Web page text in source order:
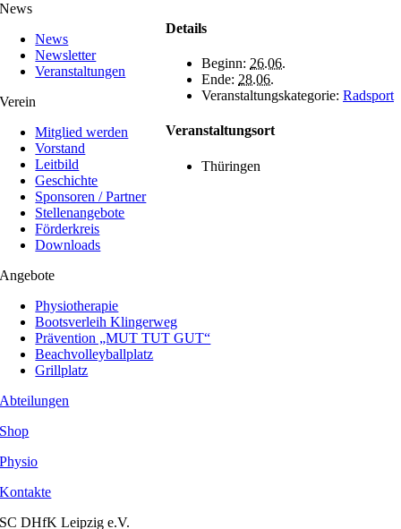
Details
Beginn: 26.06.
Ende: 28.06.
Veranstaltungskategorie: Radsport
Veranstaltungsort
Thüringen
News
News
Newsletter
Veranstaltungen
Verein
Mitglied werden
Vorstand
Leitbild
Geschichte
Sponsoren / Partner
Stellenangebote
Förderkreis
Downloads
Angebote
Physiotherapie
Bootsverleih Klingerweg
Prävention „MUT TUT GUT“
Beachvolleyballplatz
Grillplatz
Abteilungen
Shop
Physio
Kontakte
SC DHfK Leipzig e.V.